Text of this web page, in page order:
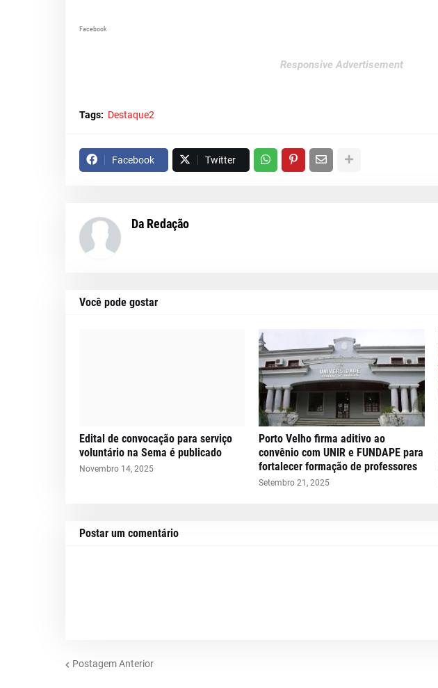
Facebook
Responsive Advertisement
Tags: Destaque2
Facebook Twitter
Da Redação
Você pode gostar
Edital de convocação para serviço
voluntário na Sema é publicado
Novembro 14, 2025
Porto Velho firma aditivo ao
convênio com UNIR e FUNDAPE para
fortalecer formação de professores
Setembro 21, 2025
Postar um comentário
Postagem Anterior